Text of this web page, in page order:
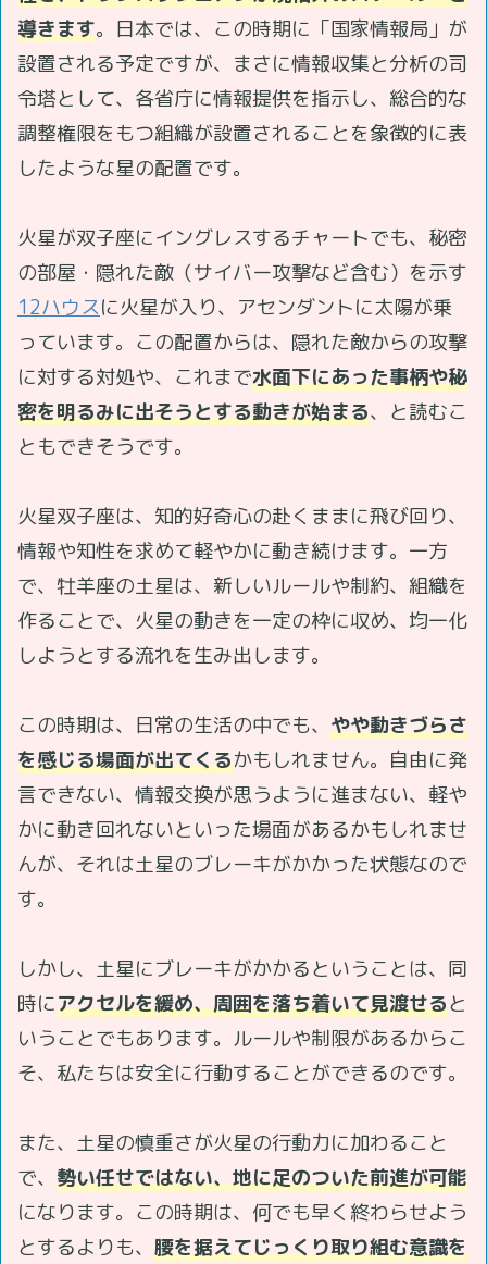
導きます。日本では、この時期に「国家情報局」が
設置される予定ですが、まさに情報収集と分析の司
令塔として、各省庁に情報提供を指示し、総合的な
調整権限をもつ組織が設置されることを象徴的に表
したような星の配置です。
火星が双子座にイングレスするチャートでも、秘密
の部屋・隠れた敵（サイバー攻撃など含む）を示す
12ハウスに火星が入り、アセンダントに太陽が乗
っています。この配置からは、隠れた敵からの攻撃
に対する対処や、これまで水面下にあった事柄や秘
密を明るみに出そうとする動きが始まる、と読むこ
ともできそうです。
火星双子座は、知的好奇心の赴くままに飛び回り、
情報や知性を求めて軽やかに動き続けます。一方
で、牡羊座の土星は、新しいルールや制約、組織を
作ることで、火星の動きを一定の枠に収め、均一化
しようとする流れを生み出します。
この時期は、日常の生活の中でも、 やや動きづらさ
を感じる場面が出てくるかもしれません。自由に発
言できない、情報交換が思うように進まない、軽や
かに動き回れないといった場面があるかもしれませ
んが、それは土星のブレーキがかかった状態なので
す。
しかし、土星にブレーキがかかるということは、同
時にアクセルを緩め、周囲を落ち着いて見渡せると
いうことでもあります。ルールや制限があるからこ
そ、私たちは安全に行動することができるのです。
また、土星の慎重さが火星の行動力に加わること
で、 勢い任せではない、地に足のついた前進が可能
になります。この時期は、何でも早く終わらせよう
とするよりも、 腰を据えてじっくり取り組む意識を